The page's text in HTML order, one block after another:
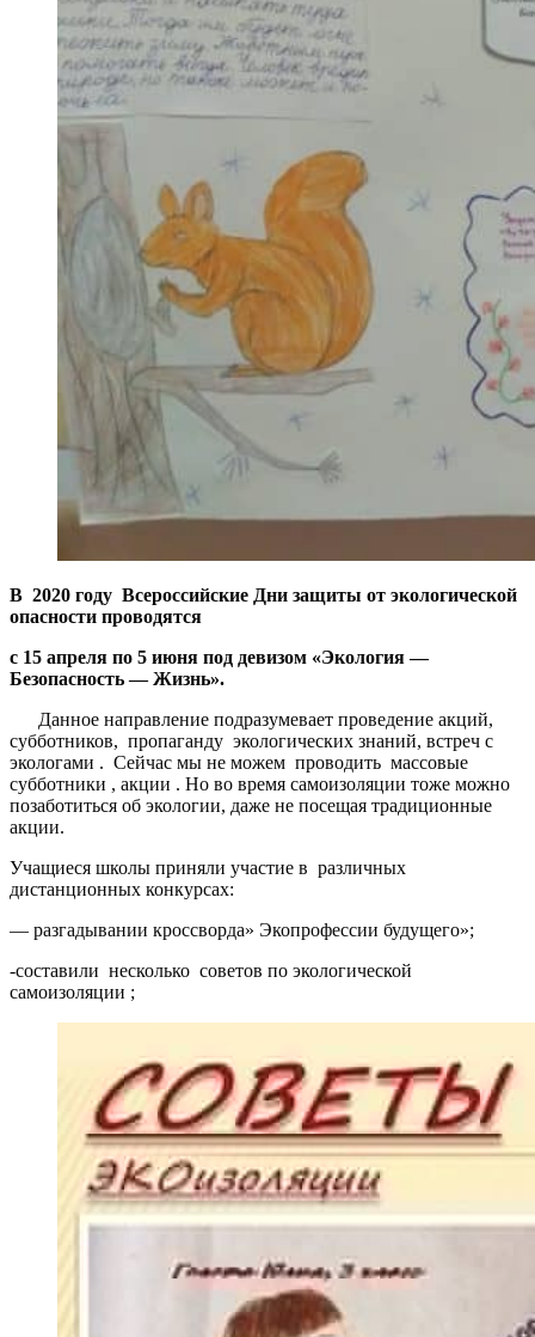
В 2020 году Всероссийские Дни защиты от экологической
опасности проводятся
с 15 апреля по 5 июня под девизом «Экология —
Безопасность — Жизнь».
Данное направление подразумевает проведение акций,
субботников, пропаганду экологических знаний, встреч с
экологами . Сейчас мы не можем проводить массовые
субботники , акции . Но во время самоизоляции тоже можно
позаботиться об экологии, даже не посещая традиционные
акции.
Учащиеся школы приняли участие в различных
дистанционных конкурсах:
— разгадывании кроссворда» Экопрофессии будущего»;
-составили несколько советов по экологической
самоизоляции ;